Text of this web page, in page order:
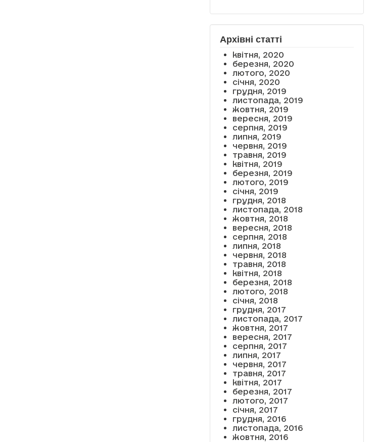
Архівні статті
квітня, 2020
березня, 2020
лютого, 2020
січня, 2020
грудня, 2019
листопада, 2019
жовтня, 2019
вересня, 2019
серпня, 2019
липня, 2019
червня, 2019
травня, 2019
квітня, 2019
березня, 2019
лютого, 2019
січня, 2019
грудня, 2018
листопада, 2018
жовтня, 2018
вересня, 2018
серпня, 2018
липня, 2018
червня, 2018
травня, 2018
квітня, 2018
березня, 2018
лютого, 2018
січня, 2018
грудня, 2017
листопада, 2017
жовтня, 2017
вересня, 2017
серпня, 2017
липня, 2017
червня, 2017
травня, 2017
квітня, 2017
березня, 2017
лютого, 2017
січня, 2017
грудня, 2016
листопада, 2016
жовтня, 2016